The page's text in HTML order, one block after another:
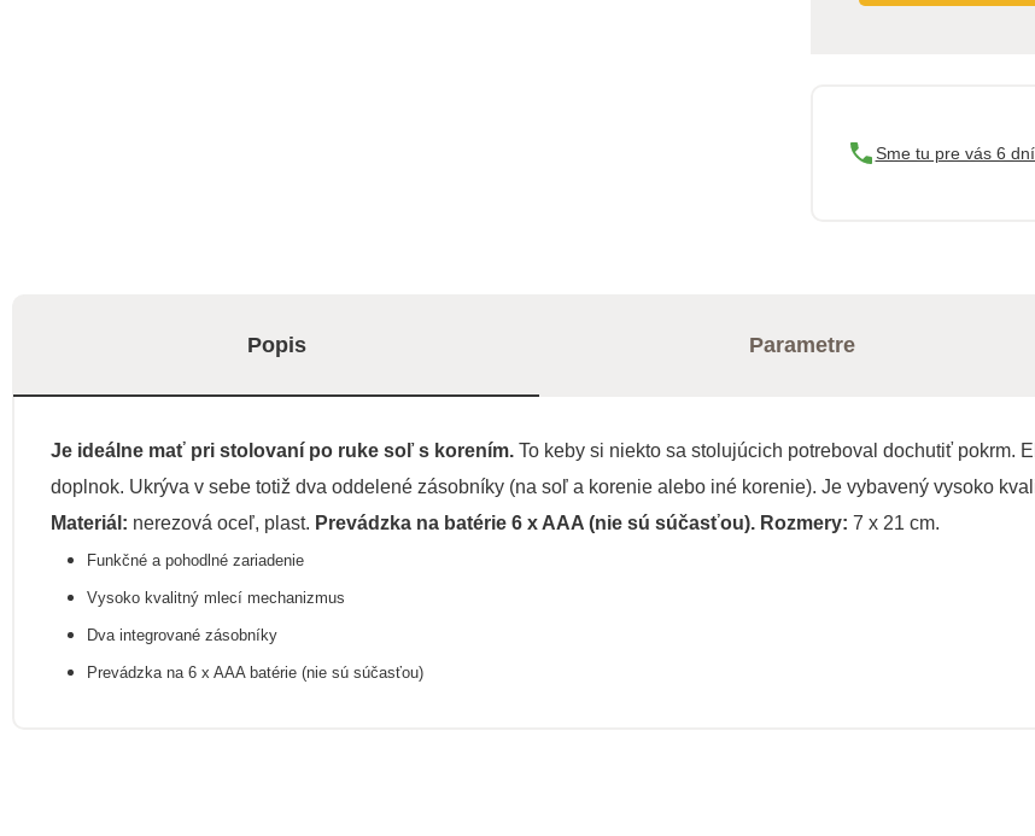
Sme tu pre vás 6
Popis Parametre
Je ideálne mať pri stolovaní po ruke soľ s korením. To keby si niekto sa stolujúcich potreboval dochutiť pokrm.
doplnok. Ukrýva v sebe totiž dva oddelené zásobníky (na soľ a korenie alebo iné korenie). Je vybavený vysoko
Materiál: nerezová oceľ, plast. Prevádzka na batérie 6 x AAA (nie sú súčasťou). Rozmery: 7 x 21 cm.
Funkčné a pohodlné zariadenie
Vysoko kvalitný mlecí mechanizmus
Dva integrované zásobníky
Prevádzka na 6 x AAA batérie (nie sú súčasťou)